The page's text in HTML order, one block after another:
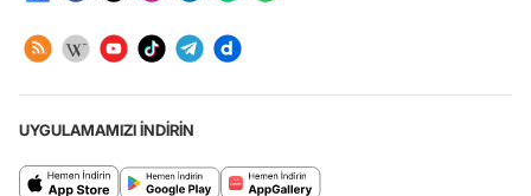
UYGULAMAMIZI İNDİRİN